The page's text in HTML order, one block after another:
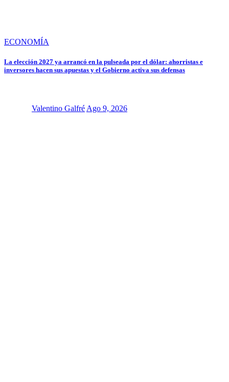
ECONOMÍA
La elección 2027 ya arrancó en la pulseada por el dólar: ahorristas e
inversores hacen sus apuestas y el Gobierno activa sus defensas
Valentino Galfré Ago 9, 2026